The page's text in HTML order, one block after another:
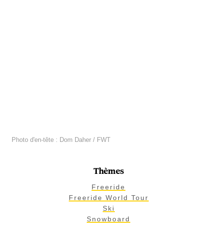
Photo d'en-tête : Dom Daher / FWT
Thèmes
Freeride
Freeride World Tour
Ski
Snowboard